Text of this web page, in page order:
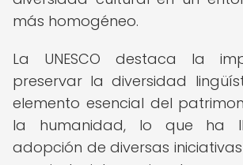
más homogéneo.
La UNESCO destaca la
preservar la diversidad
elemento esencial del
la humanidad, lo que ha
adopción de diversas